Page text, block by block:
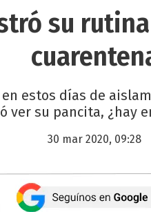
su
estos días de
ver su pancita, ¿hay
30 mar 2020, 09:28